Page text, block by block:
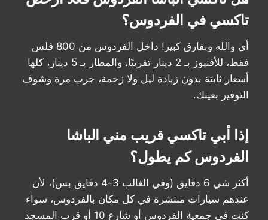
تاكسي في الفردوس؟
أي والله وبفارق كبير! داخل الفردوس من 800 فلس
فقط، للأفنيوز بـ 2 دينار تقريبًا، والمطار بـ 5 دينار، كلها
أسعار ثابتة بدون زيادة ليل ولا زحمة، جرب مرة وشوف
التوفير بعينك.
إذا أبي تاكسي قريب مني الباشا
الفردوس كم يطول؟
أكثر شي 6 دقايق (وفي الغالب 3-4 دقايق بس)، لأن
عندهم سيارات منتشرة في كل مكان بالفردوس، سواء
كنت في جمعية الفردوس أو شارع 10 أو قرب المسجد